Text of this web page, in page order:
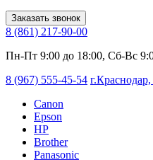
Заказать звонок
8 (861) 217-90-00
Пн-Пт 9:00 до 18:00, Сб-Вс
8 (967) 555-45-54
Canon
Epson
HP
Brother
Panasonic